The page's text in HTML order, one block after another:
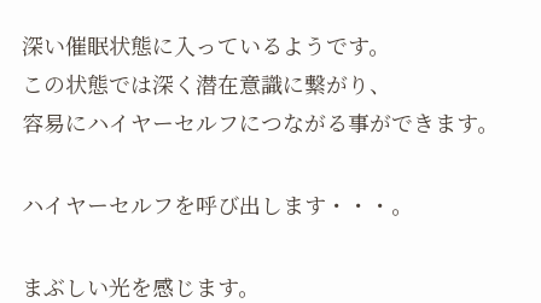
深い催眠状態に入っているようです。
この状態では深く潜在意識に繋がり、
容易にハイヤーセルフにつながる事ができます。
ハイヤーセルフを呼び出します・・・。
まぶしい光を感じます。